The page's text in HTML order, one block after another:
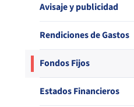
Estudio de satisfacción
reguladas –
Individuales de Salud
Avisaje y publicidad
Rendiciones de Gastos
Fondos Fijos
Estados Financieros